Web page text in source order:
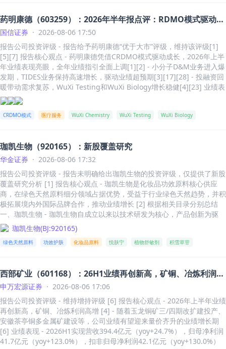
元/股 [5] - 2026年预测毛利率25.6% [5] - 2026年预测净资产收益率30.
6% [5]
局，世界轴承市场大部分份额被八大跨国轴承集团占有 [48] - 我国轴承
市场呈现明显的三级梯队特征，国内龙头企业正通过持续的研发投入和市
场开拓积极向高端市场渗透 [50] - 我国轴承产品以中低端标准通用型为
主，技术含量和附加值有待提高 [53] - 2025年我国轴承进口金额降低至3
4.91亿美元，出口金额回升至67.87亿美元 [55] - 2025年我国轴承进出口
单价分别为1.31美元/套和0.91美元/套，价差降至0.4美元/套，反映国产
轴承在附加值与技术含量上加速追赶 [55][59] - 轴承高端市场国产化率
低，在航空发动机主轴轴承（国产化率<5%）、精密机床主轴轴承（国产
化率约20%）等顶级产品领域与国际巨头存在代差 [60] 公司分析总结 公
司概况与历史 - 苏轴股份前身苏州轴承厂最早成立于1958年，是中国滚
针轴承行业的开拓者 [68] - 公司在上世纪六十年代初成功研制出我国首
东为创元科技，实际控制人为苏州市国资委 [71] 主营业务与产品 - 公司
产品分为滚针轴承和滚动体两大类，滚针轴承产品可细分为向心滚针轴
022-2025年，公司轴承产品销售收入由4.96亿元增长至6.51亿元，2025
年占营业收入比例达89.75%，是公司主要的收入来源 [81] - 2022-2025
年，滚动体的销售收入由3626.56万元增长至5197.90万元，占营业收入
比例由6.44%升至7.16% [81] - 2022-2025年，轴承产品的毛利率分别为
33.98%、37.62%、38.75%和36.60%，整体比较稳定 [81] 财务表现 - 2
022-2026Q1，公司营业收入分别为5.63亿元、6.36亿元、7.15亿元、7.
26亿元和1.76亿元 [84] - 2021-2025年归母净利润CAGR达24% [68] - 20
22-2025年，公司归母净利润分别为8371万元、12418万元、15065万元
2025年公司毛利率和净利率分别为36.27%和20.77%，盈利能力保持稳
健 [85] - 2022-2026Q1，公司毛利率分别为32.87%、36.67%、37.2
9%、36.27%和39.56% [85] - 2022-2026Q1，公司净利率分别为14.8
6%、19.51%、21.06%、20.77%和17.00% [85] - 公司毛利率整体略高
于同行业上市公司平均水平，主要系产品结构、客户结构等方面存在差异
[67] 市场布局与客户 - 公司持续推进“国内国际双轮驱动”发展战略，202
2-2025年海外销售收入由2.31亿元增长至3.16亿元、占总营收比例由41.
06%升至43.59% [90] - 2025年海外销售毛利率为39.83%，高于国内的3
业务聚焦中药全产业链，集种植管理、采收加工、产品销售一体 [2] 经营
业绩分析 - 2025年，公司实现营收471.24亿元（同比+12.26%），归母
净利润5.45亿元（同比+43.44%），扣非净利润3.53亿元（同比+6.8
7%），非经常性损益主要来自于转让华通医药股权 [3] - 2025年农业综
合服务板块实现营收342亿元（同比+28.16%），全年销售化肥规模达11
25万吨，近两年复合增速达+18% [3] - 2026年第一季度公司实现营业收
入129.49亿元（同比+27.07%），归母净利润0.54亿元（同比-7.4
1%），业绩下滑主要受到汽车商贸服务行业景气度下滑影响 [3] - 2026
年第一季度农业综合服务方面，公司积极把控农资商品及相关原材料购销
节奏，销量与销售收入同比均取得大幅增长，市场占有率进一步提高 [3]
产业链与项目进展 - 公司在浙江开化的绿色肥料研发生产储备项目一期，
实现当年建成、当年投产、当年盈利 [3] - 内蒙古赤峰硫酸钾合作工厂4
万吨生产装置2025年下半年投产 [3] 股东回报与市场行动 - 2026年2月公
司公告控股股东的一致行动人兴合集团完成增持265.21万股，增持金额2
434万元（均价约9.18元/股） [4] - 2026年5月、6月兴合集团再度分别完
成增持公司股份506.90万股、241.71万股，增持金额为4518万元（均价
约8.91元/股）、2014万元（均价约8.33元/股） [4] - 2026年6月公司完
成新一轮回购，成交总金额约1亿元 [4] - 2026年7月，公司向全体股东每
10股派发现金红利3.30元（含税），合计派发约1.63亿元 [4] 财务预测与
估值 - 预计2026-2028年归母净利润4.28/4.63/4.97亿元，对应PE为10X/
9X/8X [4] - 2025年公司每股收益1.08元，每股净资产9.91元，净资产收
益率11.09% [5][13] - 预计2026-2028年营业收入分别为565.69亿元、60
药明康德（603259）：2026年半年报点评：RDMO模式驱动成
长，全年业绩指引全面上调
国信证券 · 2026-08-06 17:50
报告公司投资评级 - 报告给予药明康德“优于大市”评级，维持该评级[1]
[5][7] 报告核心观点 - 药明康德凭借CRDMO模式驱动成长，2026年上半
年业绩表现亮眼，全年业绩指引全面上调[1][2] - 小分子D&M业务进入爆
发期，TIDES业务保持高速增长，驱动业绩超预期[3][17][28] - 投融资回
暖带动需求复苏，WuXi Testing和WuXi Biology增长稳健[4][23] 业绩表
现总结 2026年上半年整体业绩 - 2026年上半年营业收入289.0亿元，同
比增长38.9%，持续经营业务同比增长48.0%[1][8] - 归母净利润110.8亿
元，同比增长29.4%[1][8] - 扣非净利润105.7亿元，同比增长89.4%[1]
-IFRS归母净利润69.7亿元，同比增长91.7%，增长提速[1][8] 盈利能力
与费用控制 - 2026上半年销售毛利率53.9%，同比提升9.5个百分点[11] -
净利率38.5%，同比下降3.1个百分点，系2025年同期出售联营公司产生
投资收益导致同期净利率较高[11] - 销售费用率1.4%，同比下降0.5个百
分点[11] - 管理费用率（含研发）7.3%，同比下降0.9个百分点[11] - 财
务费用率0.7%，同比下降0.3个百分点[11] - 三项费用率合计9.3%，同比
下降1.7个百分点，费用控制良好，运营效率持续提升[11] 业务板块分析
WuXi Chemistry - 2026年上半年收入249.9亿元，同比增长53.3%[3][1
7] - 经调整Non-IFRS毛利率持续提升至56.4%，同比提升7.4个百分点[3]
[17] - 小分子R业务收入27.4亿元，同比增长5.8%，为小分子D业务持续
引流，上半年R到D转化分子155个[3][17] - 小分子D&M业务收入149.9
[3][17] - TIDES业务收入72.6亿元，同比增长44.3%，受益于新增产能爬
坡[3][17] - 公司预计2026年底多肽固相合成反应釜总体积增至13万升[3]
[17] WuXi Testing - 2026年上半年收入24.8亿元，同比增长31.5%[4][2
3] - 经调整Non-IFRS毛利率38.6%，同比提升11.3个百分点[4][23] - 药
物安全性评价业务收入同比增长42.8%，持续保持亚太行业领先地位[4]
[23] WuXi Biology - 2026年上半年收入13.9亿元，同比增长11.2%[4][2
3] - 经调整Non-IFRS毛利率37.0%，同比提升0.6个百分点[4][23] - 公司
前瞻布局药物发现热点及差异化能力，体内、体外业务协同发力，新分子
CRDMO模式 医疗服务 WuXi Chemistry WuXi Testing WuXi Biology
珈凯生物（920165）：新股覆盖研究
华金证券 · 2026-08-06 17:32
报告公司投资评级 - 报告未明确给出珈凯生物的投资评级，仅提供了新股
覆盖研究分析 [1] 报告核心观点 - 珈凯生物是化妆品功效原料核心供应
商，在绿色天然原料细分领域占据优势，受益于行业绿色天然趋势，并积
极拓展境内外国际品牌合作，推动业绩增长 [2] 根据相关目录分别总结
一、珈凯生物 - 珈凯生物自成立以来以技术研发为核心，产品创新为驱
动，聚焦化妆品功效原料领域，产品覆盖舒缓、祛斑美白、保湿、修护、
抗皱、控油、祛痘等领域，用于护肤类、面膜类及洗护类化妆品 [7] - 珈
凯生物自主研发构建了“植物提取平台”、“生物发酵平台”、“AI赋能平
华熙生物、相宜本草、百雀羚、林清轩、科丝美诗、巨子生物、自然堂等
知名化妆品品牌及集团公司 [7] （一）基本财务状况 - 珈凯生物2023-20
25年分别实现营业收入2.18亿元/2.42亿元/2.63亿元，YOY依次为19.1
0%/11.46%/8.34% [8] - 珈凯生物2023-2025年实现归母净利润0.48亿
元/0.57亿元/0.66亿元，YOY依次为-12.82%/19.83%/16.38% [8] - 据最
新财务报告，珈凯生物2026Q1营业收入为0.75亿元、较2025年同期增长
20.21%，归母净利润为0.19亿元、较2025年同期增长34.32% [8] - 2025
年，珈凯生物收入按产品类型分为绿色天然原料产品（1.73亿元，占营收
珈凯生物(BJ:920165)
绿色天然原料 功效护肤 化妆品原料 悦肤宁 植物舒敏剂 积雪草苷
西部矿业（601168）：26H1业绩再创新高，矿铜、冶炼利润高
增
申万宏源证券 · 2026-08-06 17:06
报告公司投资评级 - 维持增持评级 [6] 报告核心观点 - 2026年上半年业绩
再创新高，矿铜、冶炼利润高增 [4] - 随着玉龙铜矿三/四期改扩建投产、
安徽茶亭铜多金属矿建设等，公司业绩有望迎来量价齐升的业绩增长期
[6] 业绩表现 - 2026H1实现营收394.4亿元（yoy+24.7%），归母净利润
41.7亿元（yoy+123.0%），扣非归母净利润42.1亿元（yoy+130.0%）